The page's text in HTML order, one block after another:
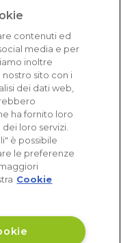
contenuti ed
media e per
inoltre
nostro sito con i
dei dati web,
ha fornito loro
loro servizi.
è possibile
le preferenze
Cookie